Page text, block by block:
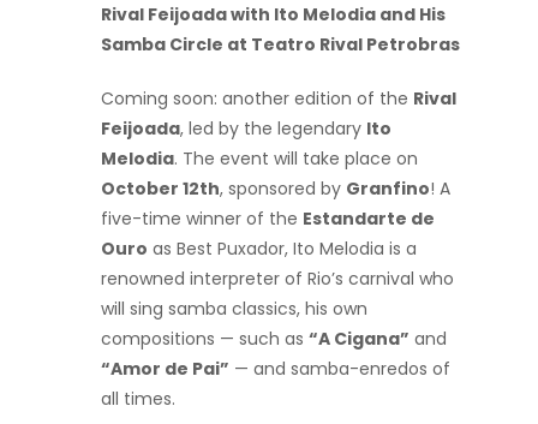
Rival Feijoada with Ito Melodia and His
Samba Circle at Teatro Rival Petrobras
Coming soon: another edition of the Rival
Feijoada, led by the legendary Ito
Melodia. The event will take place on
October 12th, sponsored by Granfino! A
five-time winner of the Estandarte de
Ouro as Best Puxador, Ito Melodia is a
renowned interpreter of Rio’s carnival who
will sing samba classics, his own
compositions — such as “A Cigana” and
“Amor de Pai” — and samba-enredos of
all times.